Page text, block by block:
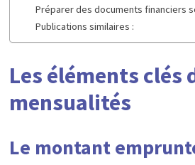
Préparer des documents financiers
Publications similaires :
Les éléments clés
mensualités
Le montant